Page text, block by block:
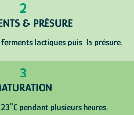
2
& PRÉSURE
lactiques puis la présure.
3
pendant plusieurs heures.